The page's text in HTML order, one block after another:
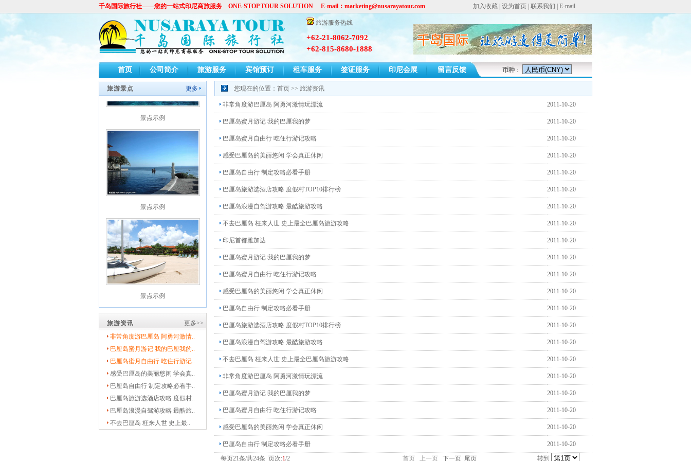
千岛国际旅行社——您的一站式印尼商旅服务 ONE-STOP TOUR SOLUTION E-mail： marketing@nusarayatour.com 加入收藏 设为首页 联系我们 E-mail
旅游服务热线
+62-21-8062-7092
+62-815-8680-1888
首页 公司简介 旅游服务 宾馆预订 租车服务 签证服务 印尼会展 留言反馈 币种：
旅游景点 更多
景点示例
景点示例
旅游资讯
更多>>
非常角度游巴厘岛 阿勇河激情..
巴厘岛蜜月游记 我的巴厘我的..
巴厘岛蜜月自由行 吃住行游记..
感受巴厘岛的美丽悠闲 学会真..
巴厘岛自由行 制定攻略必看手..
巴厘岛旅游选酒店攻略 度假村..
巴厘岛浪漫自驾游攻略 最酷旅..
不去巴厘岛 枉来人世 史上最..
您现在的位置： 首页 >> 旅游资讯
非常角度游巴厘岛 阿勇河激情玩漂流 2011-10-20
巴厘岛蜜月游记 我的巴厘我的梦 2011-10-20
巴厘岛蜜月自由行 吃住行游记攻略 2011-10-20
感受巴厘岛的美丽悠闲 学会真正休闲 2011-10-20
巴厘岛自由行 制定攻略必看手册 2011-10-20
巴厘岛旅游选酒店攻略 度假村TOP10排行榜 2011-10-20
巴厘岛浪漫自驾游攻略 最酷旅游攻略 2011-10-20
不去巴厘岛 枉来人世 史上最全巴厘岛旅游攻略 2011-10-20
印尼首都雅加达 2011-10-20
巴厘岛蜜月游记 我的巴厘我的梦 2011-10-20
巴厘岛蜜月自由行 吃住行游记攻略 2011-10-20
感受巴厘岛的美丽悠闲 学会真正休闲 2011-10-20
巴厘岛自由行 制定攻略必看手册 2011-10-20
巴厘岛旅游选酒店攻略 度假村TOP10排行榜 2011-10-20
巴厘岛浪漫自驾游攻略 最酷旅游攻略 2011-10-20
不去巴厘岛 枉来人世 史上最全巴厘岛旅游攻略 2011-10-20
非常角度游巴厘岛 阿勇河激情玩漂流 2011-10-20
巴厘岛蜜月游记 我的巴厘我的梦 2011-10-20
巴厘岛蜜月自由行 吃住行游记攻略 2011-10-20
感受巴厘岛的美丽悠闲 学会真正休闲 2011-10-20
巴厘岛自由行 制定攻略必看手册
2011-10-20
每页21条/共24条 页次:1/2 首页 上一页 下一页 尾页 转到